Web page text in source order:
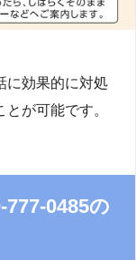
に効果的に対処
が可能です。
777-0485の